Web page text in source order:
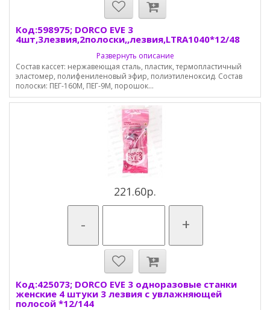
Код:598975; DORCO EVE 3
4шт,3лезвия,2полоски,,лезвия,LTRA1040*12/48
Развернуть описание
Состав кассет: нержавеющая сталь, пластик, термопластичный
эластомер, полифениленовый эфир, полиэтиленоксид. Состав
полоски: ПЕГ-160М, ПЕГ-9М, порошок...
221.60р.
- +
Код:425073; DORCO EVE 3 одноразовые станки
женские 4 штуки 3 лезвия с увлажняющей
полосой *12/144